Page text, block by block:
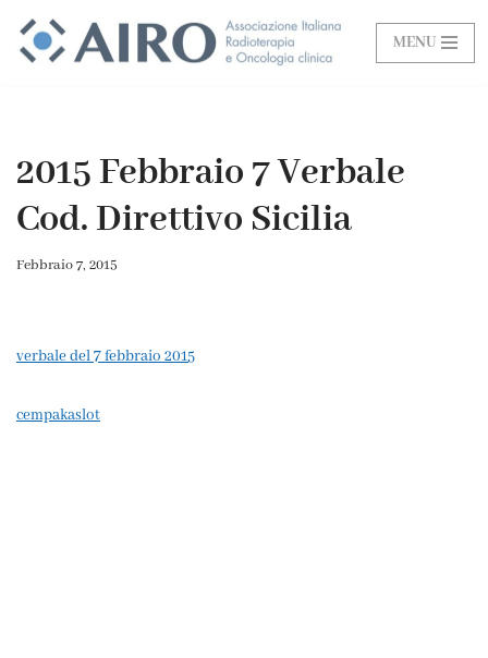
Vai
MENU
2015 Febbraio 7 Verbale
Cod. Direttivo Sicilia
Febbraio 7, 2015
verbale del 7 febbraio 2015
cempakaslot